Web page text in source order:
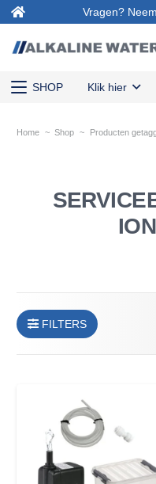
Vragen?
SHOP Klik hier
Home ~ Shop ~ Producten
FILTERS